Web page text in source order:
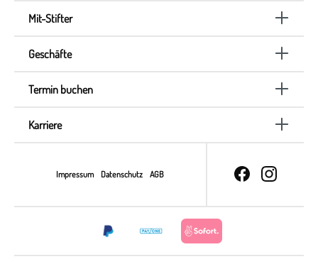
Mit-Stifter
Geschäfte
Termin buchen
Karriere
Impressum Datenschutz AGB